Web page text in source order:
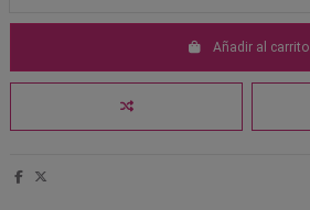
Añadir al carrito